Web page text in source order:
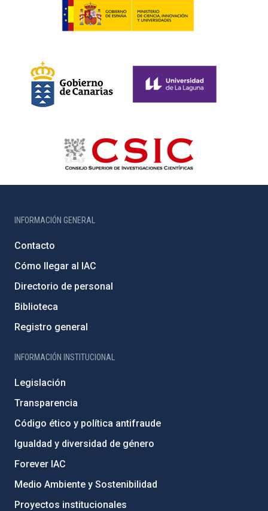
INFORMACIÓN GENERAL
Contacto
Cómo llegar al IAC
Directorio de personal
Biblioteca
Registro general
INFORMACIÓN INSTITUCIONAL
Legislación
Transparencia
Código ético y política antifraude
Igualdad y diversidad de género
Forever IAC
Medio Ambiente y Sostenibilidad
Proyectos institucionales